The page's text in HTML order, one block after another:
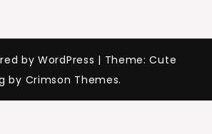
by WordPress | Theme: Cute
by Crimson Themes.